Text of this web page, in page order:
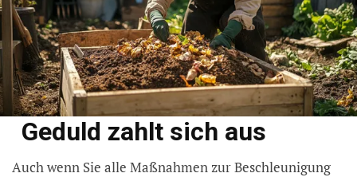
Geduld zahlt sich aus
Auch wenn Sie alle Maßnahmen zur Beschleunigung